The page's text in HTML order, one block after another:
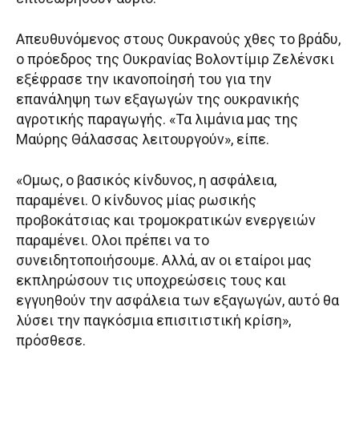
Απευθυνόμενος στους Ουκρανούς χθες το βράδυ,
ο πρόεδρος της Ουκρανίας Βολοντίμιρ Ζελένσκι
εξέφρασε την ικανοποίησή του για την
επανάληψη των εξαγωγών της ουκρανικής
αγροτικής παραγωγής. «Τα λιμάνια μας της
Μαύρης Θάλασσας λειτουργούν», είπε.
«Ομως, ο βασικός κίνδυνος, η ασφάλεια,
παραμένει. Ο κίνδυνος μίας ρωσικής
προβοκάτσιας και τρομοκρατικών ενεργειών
παραμένει. Ολοι πρέπει να το
συνειδητοποιήσουμε. Αλλά, αν οι εταίροι μας
εκπληρώσουν τις υποχρεώσεις τους και
εγγυηθούν την ασφάλεια των εξαγωγών, αυτό θα
λύσει την παγκόσμια επισιτιστική κρίση»,
πρόσθεσε.